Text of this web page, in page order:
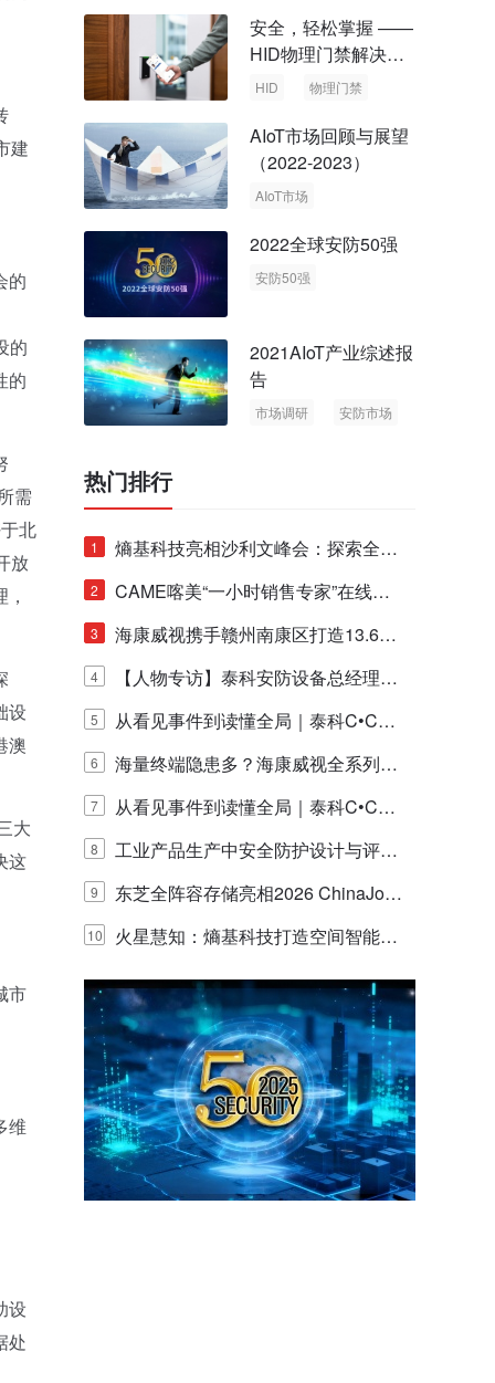
建
的
的
的
需
北
放
设
澳
大
这
市
维
设
处
安全，轻松掌握 ——
HID物理门禁解决方
案，启动智慧安全新
HID 物理门禁
AIoT市场回顾与展望
（2022-2023）
AIoT市场
2022全球安防50强
安防50强
2021AIoT产业综述报
告
市场调研
安防市场
热门排行
1
熵基科技亮相沙利文峰会：探索全栈
脑机技术商业化生态新路径
2
CAME喀美“一小时销售专家”在线赋
能培训正式启动！
3
海康威视携手赣州南康区打造13.6公
里绿波网
4
【人物专访】泰科安防设备总经理张
宁解码安防出海新范式
5
从看见事件到读懂全局｜泰科C•CUR
E IQ 3.20开启安防运营智能新时代
6
海量终端隐患多？海康威视全系列物
联安全产品，四层守护更放心！
7
从看见事件到读懂全局｜泰科C•CUR
E IQ 3.20开启安防运营智能新时代
8
工业产品生产中安全防护设计与评估
的实践与探讨
9
东芝全阵容存储亮相2026 ChinaJo
y，以海量数据底座赋能“与AI同游”新
体验
10
火星慧知：熵基科技打造空间智能时
代的认知中枢